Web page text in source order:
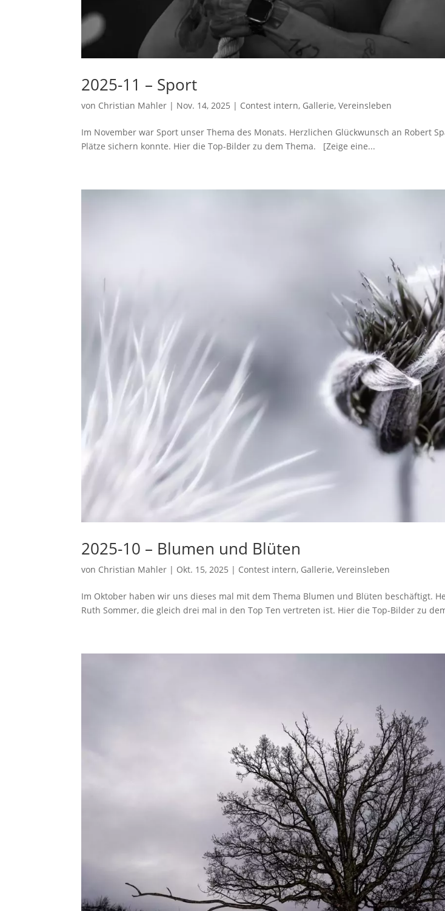
2025-11 – Sport
von Christian Mahler | Nov. 14, 2025 | Contest intern, Gallerie,Vereinsleben
Im November war Sport unser Thema des Monats. Herzlichen Glückwunsch an Robert
Plätze sichern konnte. Hier die Top-Bilder zu dem Thema. [Zeige eine...
2025-10 – Blumen und Blüten
von Christian Mahler | Okt. 15, 2025 | Contest intern, Gallerie,Vereinsleben
Im Oktober haben wir uns dieses mal mit dem Thema Blumen und Blüten beschäftigt.
Ruth Sommer, die gleich drei mal in den Top Ten vertreten ist. Hier die Top-Bilder zu